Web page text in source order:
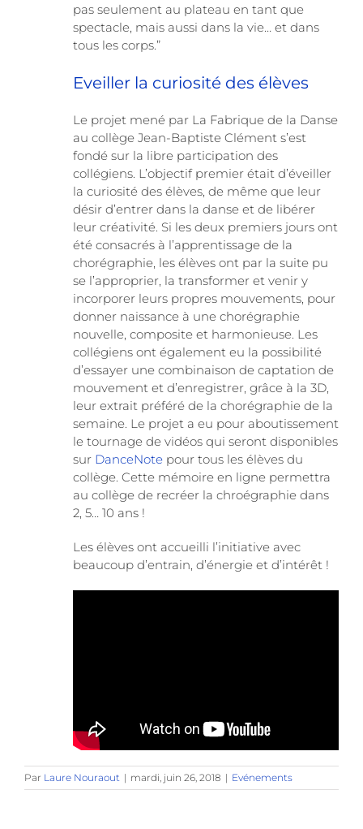
pas seulement au plateau en tant que
spectacle, mais aussi dans la vie… et dans
tous les corps.”
Eveiller la curiosité des élèves
Le projet mené par La Fabrique de la Danse
au collège Jean-Baptiste Clément s’est
fondé sur la libre participation des
collégiens. L’objectif premier était d’éveiller
la curiosité des élèves, de même que leur
désir d’entrer dans la danse et de libérer
leur créativité. Si les deux premiers jours ont
été consacrés à l’apprentissage de la
chorégraphie, les élèves ont par la suite pu
se l’approprier, la transformer et venir y
incorporer leurs propres mouvements, pour
donner naissance à une chorégraphie
nouvelle, composite et harmonieuse. Les
collégiens ont également eu la possibilité
d’essayer une combinaison de captation de
mouvement et d’enregistrer, grâce à la 3D,
leur extrait préféré de la chorégraphie de la
semaine. Le projet a eu pour aboutissement
le tournage de vidéos qui seront disponibles
sur DanceNote pour tous les élèves du
collège. Cette mémoire en ligne permettra
au collège de recréer la chroégraphie dans
2, 5… 10 ans !
Les élèves ont accueilli l’initiative avec
beaucoup d’entrain, d’énergie et d’intérêt !
Par Laure Nouraout | mardi, juin 26, 2018 | Evénements